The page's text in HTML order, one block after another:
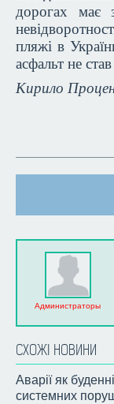
дорогах має
пляжі в
асфальт не
Кирило
Администраторы
СХОЖІ НОВИНИ
Аварії як
системних